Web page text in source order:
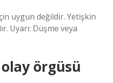
uygun değildir. Yetişkin
Uyarı: Düşme veya
örgüsü